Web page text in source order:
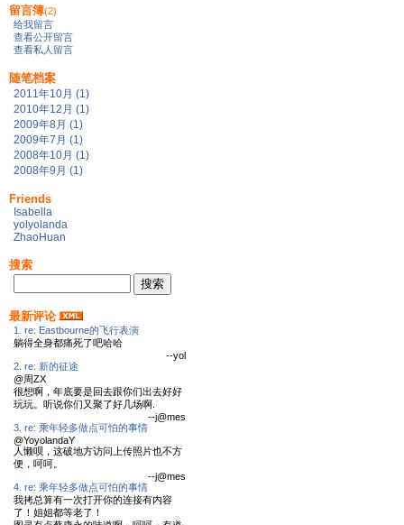
留言簿(2)
给我留言
查看公开留言
查看私人留言
随笔档案
2011年10月 (1)
2010年12月 (1)
2009年8月 (1)
2009年7月 (1)
2008年10月 (1)
2008年9月 (1)
Friends
Isabella
yolyolanda
ZhaoHuan
搜索
最新评论
1. re: Eastbourne的飞行表演
躺得全身都痛死了吧哈哈
--yol
2. re: 新的征途
@周ZX
很想啊，年底要是回去跟你们出去好好
玩玩。听说你们又聚了好几场啊.
--j@mes
3. re: 乘年轻多做点可怕的事情
@YoyolandaY
人懒呗，这破地方访问上传照片也不方
便，呵呵。
--j@mes
4. re: 乘年轻多做点可怕的事情
我拷总算有一次打开你的连接有内容
了！姐姐都等老了！